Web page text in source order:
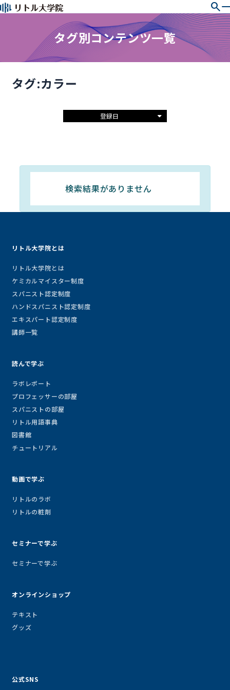
search
タグ別コンテンツ一覧
タグ:カラー
登録日
検索結果がありません
リトル大学院とは
リトル大学院とは
ケミカルマイスター制度
スパニスト認定制度
ハンドスパニスト認定制度
エキスパート認定制度
講師一覧
読んで学ぶ
ラボレポート
プロフェッサーの部屋
スパニストの部屋
リトル用語事典
図書館
チュートリアル
動画で学ぶ
リトルのラボ
リトルの粧剤
セミナーで学ぶ
セミナーで学ぶ
オンラインショップ
テキスト
グッズ
公式SNS